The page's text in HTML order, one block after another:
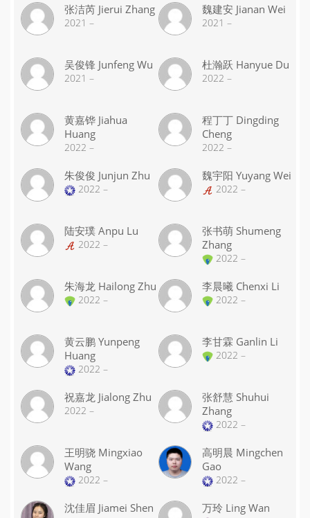
张洁芮 Jierui Zhang
2021 –
魏建安 Jianan Wei
2021 –
吴俊锋 Junfeng Wu
2021 –
杜瀚跃 Hanyue Du
2022 –
黄嘉铧 Jiahua
Huang
2022 –
程丁丁 Dingding
Cheng
2022 –
朱俊俊 Junjun Zhu
2022 –
魏宇阳 Yuyang Wei
2022 –
陆安璞 Anpu Lu
2022 –
张书萌 Shumeng
Zhang
2022 –
朱海龙 Hailong Zhu
2022 –
李晨曦 Chenxi Li
2022 –
黄云鹏 Yunpeng
Huang
2022 –
李甘霖 Ganlin Li
2022 –
祝嘉龙 Jialong Zhu
2022 –
张舒慧 Shuhui
Zhang
2022 –
王明骁 Mingxiao
Wang
2022 –
高明晨 Mingchen
Gao
2022 –
沈佳眉 Jiamei Shen 万玲 Ling Wan